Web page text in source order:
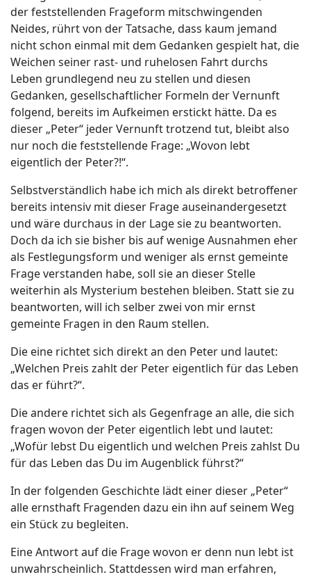
der feststellenden Frageform mitschwingenden
Neides, rührt von der Tatsache, dass kaum jemand
nicht schon einmal mit dem Gedanken gespielt hat, die
Weichen seiner rast- und ruhelosen Fahrt durchs
Leben grundlegend neu zu stellen und diesen
Gedanken, gesellschaftlicher Formeln der Vernunft
folgend, bereits im Aufkeimen erstickt hätte. Da es
dieser „Peter“ jeder Vernunft trotzend tut, bleibt also
nur noch die feststellende Frage: „Wovon lebt
eigentlich der Peter?!“.
Selbstverständlich habe ich mich als direkt betroffener
bereits intensiv mit dieser Frage auseinandergesetzt
und wäre durchaus in der Lage sie zu beantworten.
Doch da ich sie bisher bis auf wenige Ausnahmen eher
als Festlegungsform und weniger als ernst gemeinte
Frage verstanden habe, soll sie an dieser Stelle
weiterhin als Mysterium bestehen bleiben. Statt sie zu
beantworten, will ich selber zwei von mir ernst
gemeinte Fragen in den Raum stellen.
Die eine richtet sich direkt an den Peter und lautet:
„Welchen Preis zahlt der Peter eigentlich für das Leben
das er führt?“.
Die andere richtet sich als Gegenfrage an alle, die sich
fragen wovon der Peter eigentlich lebt und lautet:
„Wofür lebst Du eigentlich und welchen Preis zahlst Du
für das Leben das Du im Augenblick führst?“
In der folgenden Geschichte lädt einer dieser „Peter“
alle ernsthaft Fragenden dazu ein ihn auf seinem Weg
ein Stück zu begleiten.
Eine Antwort auf die Frage wovon er denn nun lebt ist
unwahrscheinlich. Stattdessen wird man erfahren,